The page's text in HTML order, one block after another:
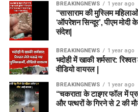
BREAKINGNEWS 1 year ago
“सासाराम की मुस्लिम
‘ऑपरेशन सिन्दूर’, पीएम मोदी
संदेश|
BREAKINGNEWS 1 year ago
भदोही में खाकी शर्मसार:
वीडियो वायरल |
BREAKINGNEWS 1 year ago
“चकराता के टाइगर फॉल में
और पत्थरों के गिरने से 2 की